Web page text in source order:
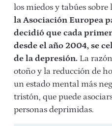
los miedos y tabúes
la Asociación Europea
decidió que cada
desde el año 2004, se
de la depresión. La
otoño y la reducción de
un estado mental más
tristón, que puede
personas deprimidas.